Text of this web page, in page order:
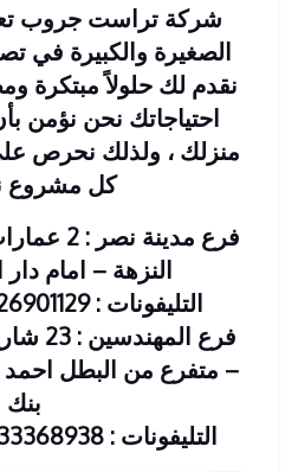
شركة تراست جروب
الصغيرة والكبيرة في
نقدم لك حلولاً مبتكرة
احتياجاتك نحن نؤمن
منزلك ، ولذلك نحرص
كل مشروع
فرع
النزهة – امام
التليفونات : 26901129 – 01117172647
فرع
بنك
التليفونات : 33368938 – 01210044703